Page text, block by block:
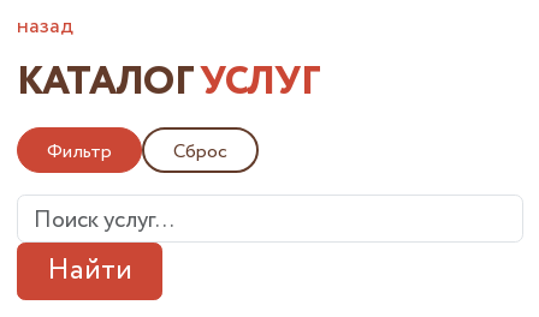
назад
КАТАЛОГУСЛУГ
Фильтр Сброс
Найти